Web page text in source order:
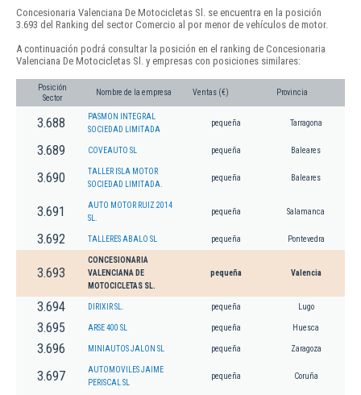
Concesionaria Valenciana De Motocicletas Sl. se encuentra en la posición
3.693 del Ranking del sector Comercio al por menor de vehículos de motor.
A continuación podrá consultar la posición en el ranking de Concesionaria
Valenciana De Motocicletas Sl. y empresas con posiciones similares:
Posición
Sector
Nombre de la empresa Ventas (€) Provincia
3.688
PASMON INTEGRAL
SOCIEDAD LIMITADA
pequeña Tarragona
3.689 COVEAUTO SL pequeña Baleares
3.690
TALLER ISLA MOTOR
SOCIEDAD LIMITADA.
pequeña Baleares
3.691
AUTO MOTOR RUIZ 2014
SL.
pequeña Salamanca
3.692 TALLERES ABALO SL pequeña Pontevedra
3.693
CONCESIONARIA
VALENCIANA DE
MOTOCICLETAS SL.
pequeña Valencia
3.694 DIRIXIR SL. pequeña Lugo
3.695 ARSE 400 SL pequeña Huesca
3.696 MINIAUTOS JALON SL pequeña Zaragoza
3.697
AUTOMOVILES JAIME
PERISCAL SL
pequeña Coruña